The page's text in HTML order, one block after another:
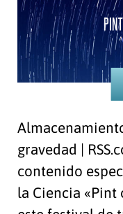
gravedad |
contenido
la Ciencia «Pint